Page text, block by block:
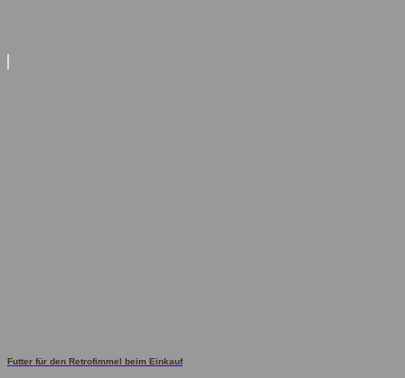
Futter für den Retrofimmel beim Einkauf